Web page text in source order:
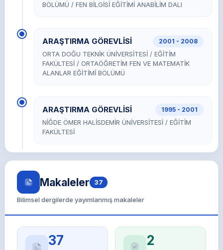
Makaleler 37
Bilimsel dergilerde yayımlanmış makaleler
37 2
BÖLÜMÜ / FEN BİLGİSİ EĞİTİMİ ANABİLİM DALI
ARAŞTIRMA GÖREVLİSİ 2001 - 2008
ORTA DOĞU TEKNİK ÜNİVERSİTESİ / EĞİTİM
FAKÜLTESİ / ORTAÖĞRETİM FEN VE MATEMATİK
ALANLAR EĞİTİMİ BÖLÜMÜ
ARAŞTIRMA GÖREVLİSİ 1995 - 2001
NİĞDE ÖMER HALİSDEMİR ÜNİVERSİTESİ / EĞİTİM
FAKÜLTESİ